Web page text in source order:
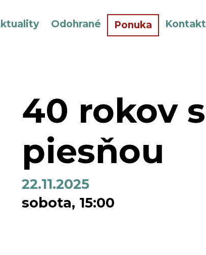
Odohrané Ponuka Kontakt
40 rokov s
piesňou
22.11.2025
sobota, 15:00